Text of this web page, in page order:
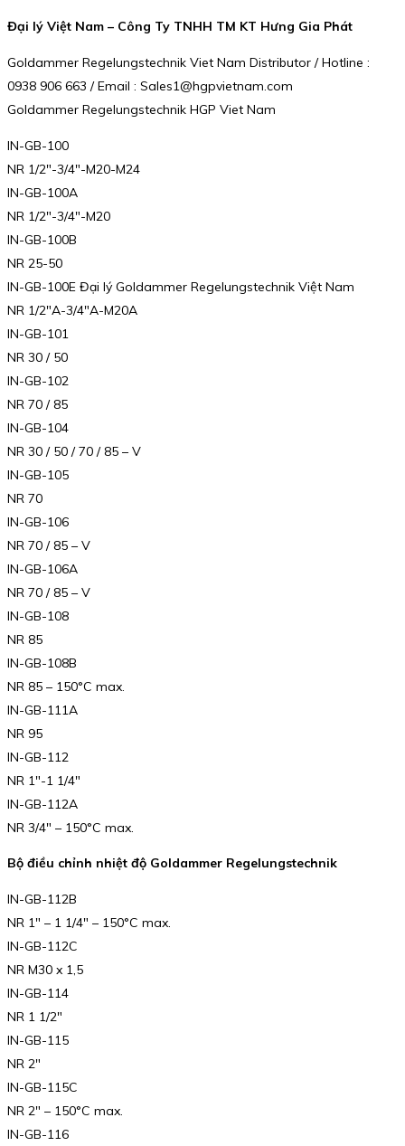
Đại lý Việt Nam – Công Ty TNHH TM KT Hưng Gia Phát
Goldammer Regelungstechnik Viet Nam Distributor / Hotline :
0938 906 663 / Email : Sales1@hgpvietnam.com
Goldammer Regelungstechnik HGP Viet Nam
IN-GB-100
NR 1/2″-3/4″-M20-M24
IN-GB-100A
NR 1/2″-3/4″-M20
IN-GB-100B
NR 25-50
IN-GB-100E Đại lý Goldammer Regelungstechnik Việt Nam
NR 1/2″A-3/4″A-M20A
IN-GB-101
NR 30 / 50
IN-GB-102
NR 70 / 85
IN-GB-104
NR 30 / 50 / 70 / 85 – V
IN-GB-105
NR 70
IN-GB-106
NR 70 / 85 – V
IN-GB-106A
NR 70 / 85 – V
IN-GB-108
NR 85
IN-GB-108B
NR 85 – 150°C max.
IN-GB-111A
NR 95
IN-GB-112
NR 1″-1 1/4″
IN-GB-112A
NR 3/4″ – 150°C max.
Bộ điều chỉnh nhiệt độ Goldammer Regelungstechnik
IN-GB-112B
NR 1″ – 1 1/4″ – 150°C max.
IN-GB-112C
NR M30 x 1,5
IN-GB-114
NR 1 1/2″
IN-GB-115
NR 2″
IN-GB-115C
NR 2″ – 150°C max.
IN-GB-116